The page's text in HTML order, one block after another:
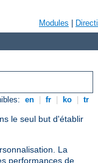
Modules
en fr ko tr
le seul but d'établir
La
performances de